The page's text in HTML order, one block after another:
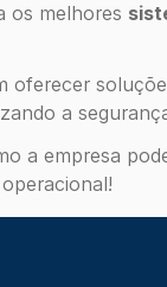
os melhores
oferecer
a
a empresa